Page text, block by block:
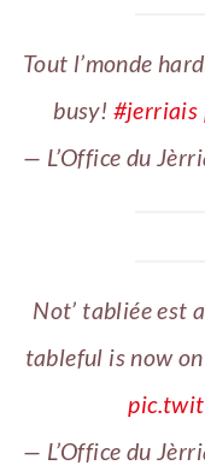
Tout l’monde
busy! #jerriais
— L’Office du
Not’ tabliée est
tableful is now
— L’Office du